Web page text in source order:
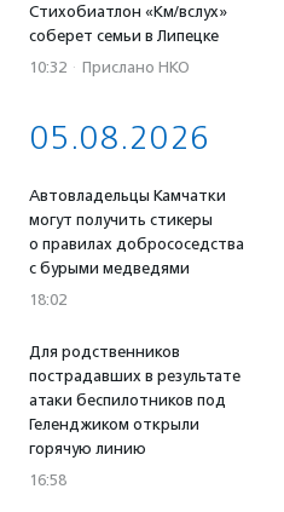
Стихобиатлон «Км/вслух»
соберет семьи в Липецке
10:32 · Прислано НКО
05.08.2026
Автовладельцы Камчатки
могут получить стикеры
о правилах добрососедства
с бурыми медведями
18:02
Для родственников
пострадавших в результате
атаки беспилотников под
Геленджиком открыли
горячую линию
16:58